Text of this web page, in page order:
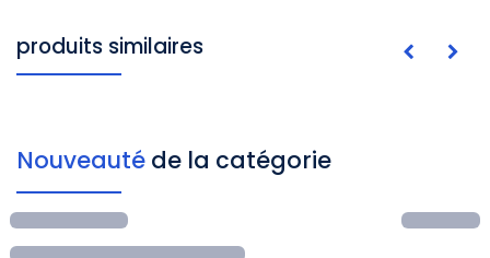
produits similaires
Nouveauté de la catégorie